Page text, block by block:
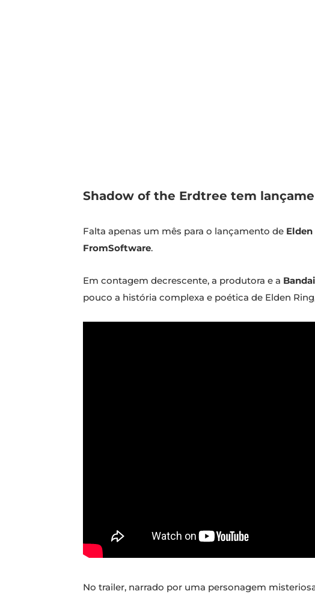
Shadow of the Erdtree tem
Falta apenas um mês para o lançamento de
FromSoftware.
Em contagem decrescente, a produtora e a
pouco a história complexa e poética de Elden
No trailer, narrado por uma personagem